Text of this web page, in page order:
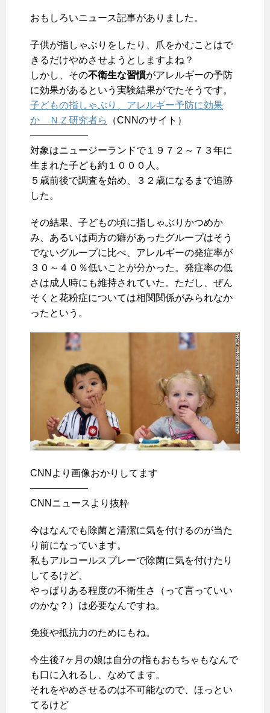
おもしろいニュース記事がありました。
子供が指しゃぶりをしたり、爪をかむことはで
きるだけやめさせようとしますよね？
しかし、その不衛生な習慣がアレルギーの予防
に効果があるという実験結果がでたそうです。
子どもの指しゃぶり、アレルギー予防に効果
か ＮＺ研究者ら
（CNNのサイト）
——————
対象はニュージーランドで１９７２～７３年に
生まれた子ども約１０００人。
５歳前後で調査を始め、３２歳になるまで追跡
した。
その結果、子どもの頃に指しゃぶりかつめか
み、あるいは両方の癖があったグループはそう
でないグループに比べ、アレルギーの発症率が
３０～４０％低いことが分かった。発症率の低
さは成人時にも維持されていた。ただし、ぜん
そくと花粉症については相関関係がみられなか
ったという。
CNNより画像おかりしてます
——————
CNNニュースより抜粋
今はなんでも除菌と清潔に気を付けるのが当た
り前になっています。
私もアルコールスプレーで除菌に気を付けたり
してるけど、
やっぱりある程度の不衛生さ（って言っていい
のかな？）は必要なんですね。
免疫や抵抗力のためにもね。
今生後7ヶ月の娘は自分の指もおもちゃもなんで
も口に入れるし、なめてます。
それをやめさせるのは不可能なので、ほっとい
てるけど